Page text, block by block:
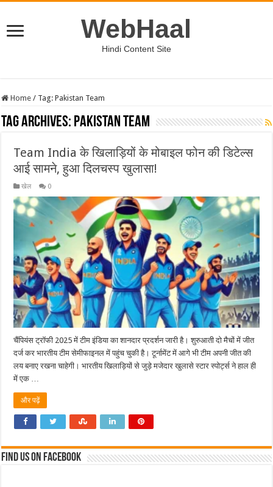
WebHaal
Hindi Content Site
Home / Tag:Pakistan Team
Tag Archives: Pakistan Team
Team India के खिलाड़ियों के मोबाइल फोन की डिटेल्स
आई सामने, हुआ दिलचस्प खुलासा!
खेल 0
चैंपियंस ट्रॉफी 2025 में टीम इंडिया का शानदार प्रदर्शन जारी है। शुरुआती दो मैचों में जीत
दर्ज कर भारतीय टीम सेमीफाइनल में पहुंच चुकी है। टूर्नामेंट में आगे भी टीम अपनी जीत की
लय बनाए रखना चाहेगी। भारतीय खिलाड़ियों से जुड़े मजेदार खुलासे स्टार स्पोर्ट्स ने हाल ही
में एक …
और पढ़ें
Find us on Facebook